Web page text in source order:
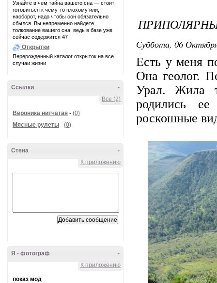
Узнайте в чем тайна вашего сна — стоит
готовиться к чему-то плохому или,
наоборот, надо чтобы сон обязательно
сбылся. Вы непременно найдете
толкование вашего сна, ведь в базе уже
сейчас содержится 47
Открытки
Перерожденный каталог открыток на все
случаи жизни
-
Ссылки
Все (2)
Вероника нитчатая - (0)
Мясные рулеты - (0)
-
Стена
К приложению
-
Я - фотограф
К приложению
показ мод
Суббота, 06
Есть у меня
Она геолог.
Урал. Жила
родились
роскошные